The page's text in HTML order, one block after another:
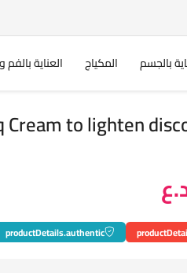
بالجسم المكياج العناية بالفم
productDetails.authentic